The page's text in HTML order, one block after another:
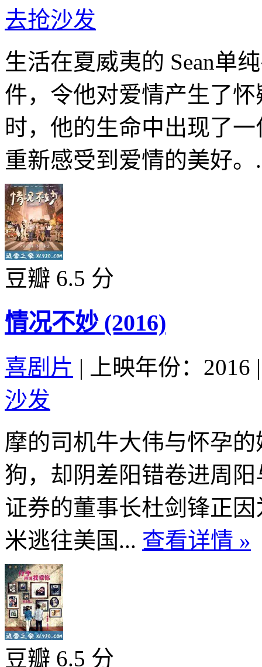
去抢沙发
生活在夏威夷的 Sean单
件，令他对爱情产生了
时，他的生命中出现了
重新感受到爱情的美好
豆瓣 6.5 分
情况不妙 (2016)
喜剧片 | 上映年份：2016 |
沙发
摩的司机牛大伟与怀孕
狗，却阴差阳错卷进周
证券的董事长杜剑锋正
米逃往美国... 查看详情 »
豆瓣 6.5 分